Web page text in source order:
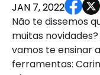
JAN 7, 2022
Não te dissemos
muitas
vamos te ensinar
ferramentas: